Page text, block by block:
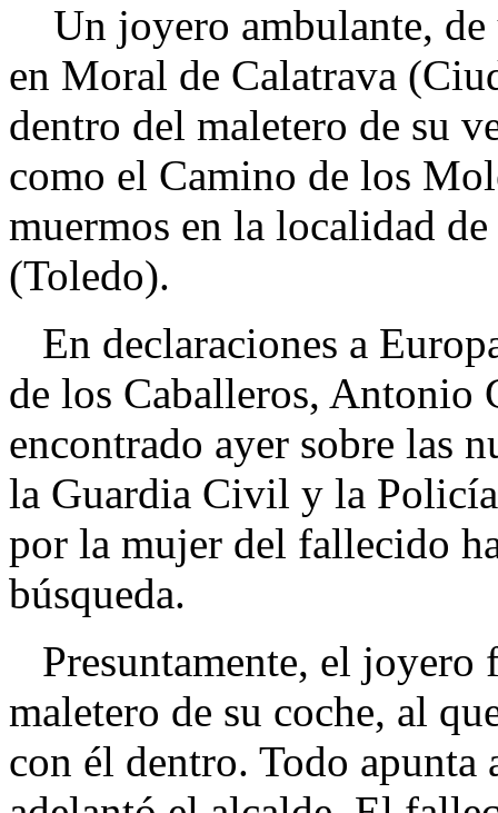
Un joyero ambulante, de
en Moral de Calatrava
dentro del maletero de su
como el Camino de los
muermos en la localidad
(Toledo).
En declaraciones a
de los Caballeros, Antonio
encontrado ayer sobre las
la Guardia Civil y la
por la mujer del fallecido
búsqueda.
Presuntamente, el joyero
maletero de su coche, al
con él dentro. Todo apunta